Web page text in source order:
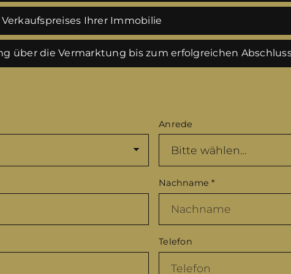
Ihrer Immobilie
über die Vermarktung bis zum erfolgreichen
Anrede
Nachname*
Telefon